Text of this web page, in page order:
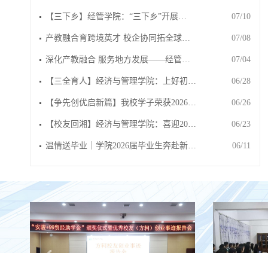
【三下乡】经管学院：“三下乡”开展… 07/10
产教融合育跨境英才 校企协同拓全球… 07/08
深化产教融合 服务地方发展——经管… 07/04
【三全育人】经济与管理学院：上好初… 06/28
【争先创优启新篇】我校学子荣获2026… 06/26
【校友回湘】经济与管理学院：喜迎20… 06/23
温情送毕业｜学院2026届毕业生奔赴新… 06/11